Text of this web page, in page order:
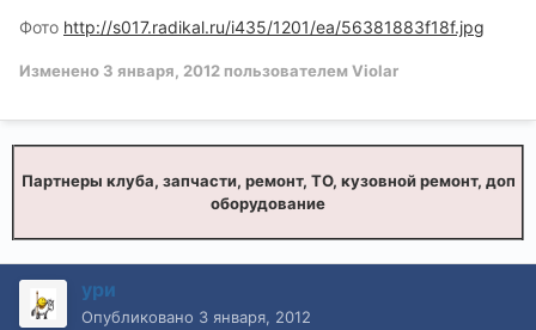
Фото http://s017.radikal.ru/i435/1201/ea/56381883f18f.jpg
Изменено 3 января, 2012 пользователем Violar
Партнеры клуба, запчасти, ремонт, ТО, кузовной ремонт, доп
оборудование
ури
Опубликовано 3 января, 2012